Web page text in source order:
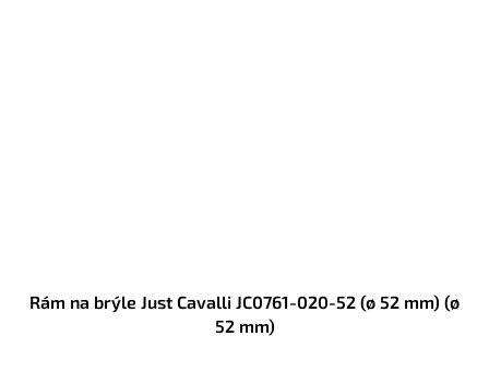
Rám na brýle Just Cavalli JC0761-020-52 (ø 52 mm) (ø
52 mm)